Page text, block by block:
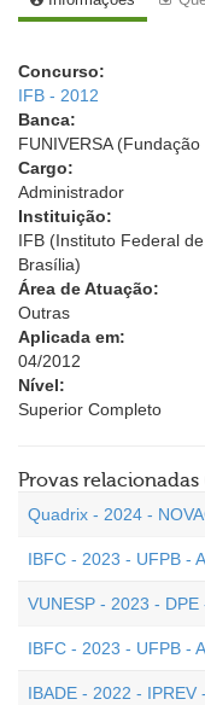
Concurso:
IFB - 2012
Banca:
FUNIVERSA
Cargo:
Administrador
Instituição:
IFB (Instituto Federal
Brasília)
Área de Atuação:
Outras
Aplicada em:
04/2012
Nível:
Superior Completo
Provas relacionadas
Quadrix - 2024 -
IBFC - 2023 - UFPB -
VUNESP - 2023 -
IBFC - 2023 - UFPB -
IBADE - 2022 - IPREV